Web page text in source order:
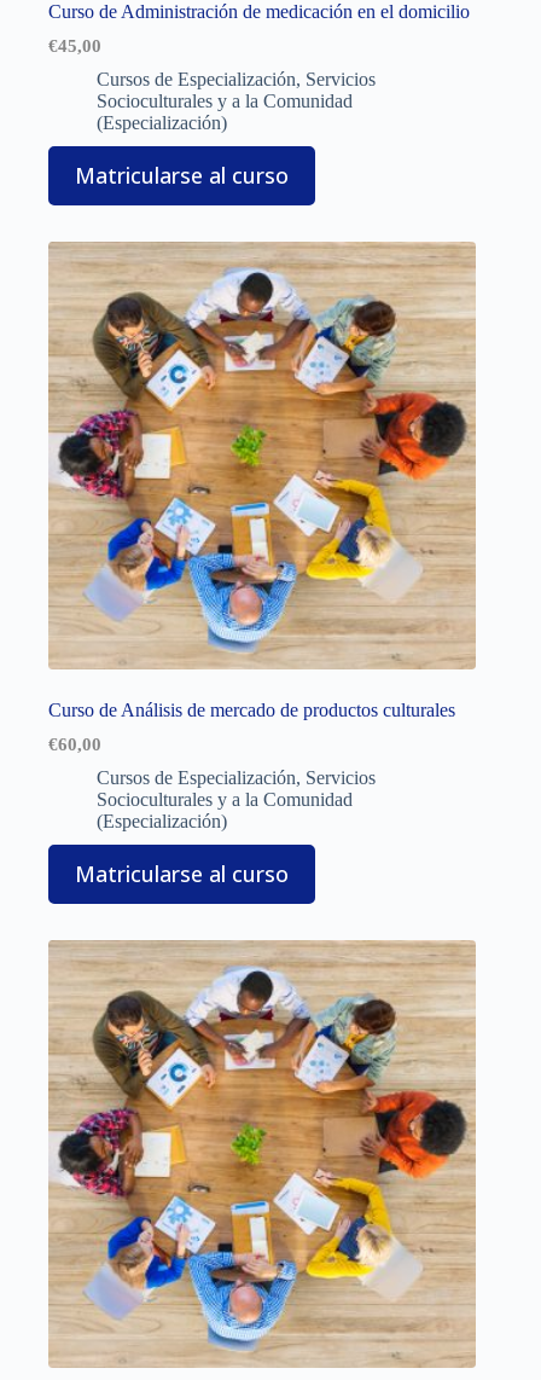
Curso de Administración de medicación en el domicilio
€45,00
Cursos de Especialización, Servicios
Socioculturales y a la Comunidad
(Especialización)
Matricularse al curso
Curso de Análisis de mercado de productos culturales
€60,00
Cursos de Especialización, Servicios
Socioculturales y a la Comunidad
(Especialización)
Matricularse al curso